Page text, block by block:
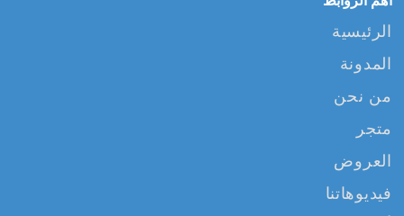
الرئيسية
المدونة
من نحن
متجر
العروض
فيديوهاتنا